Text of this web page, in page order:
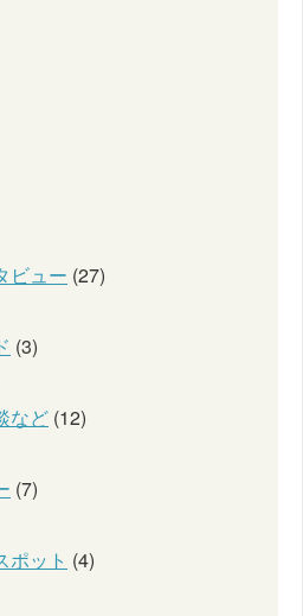
ビュー (27)
(3)
など (12)
(7)
ポット (4)